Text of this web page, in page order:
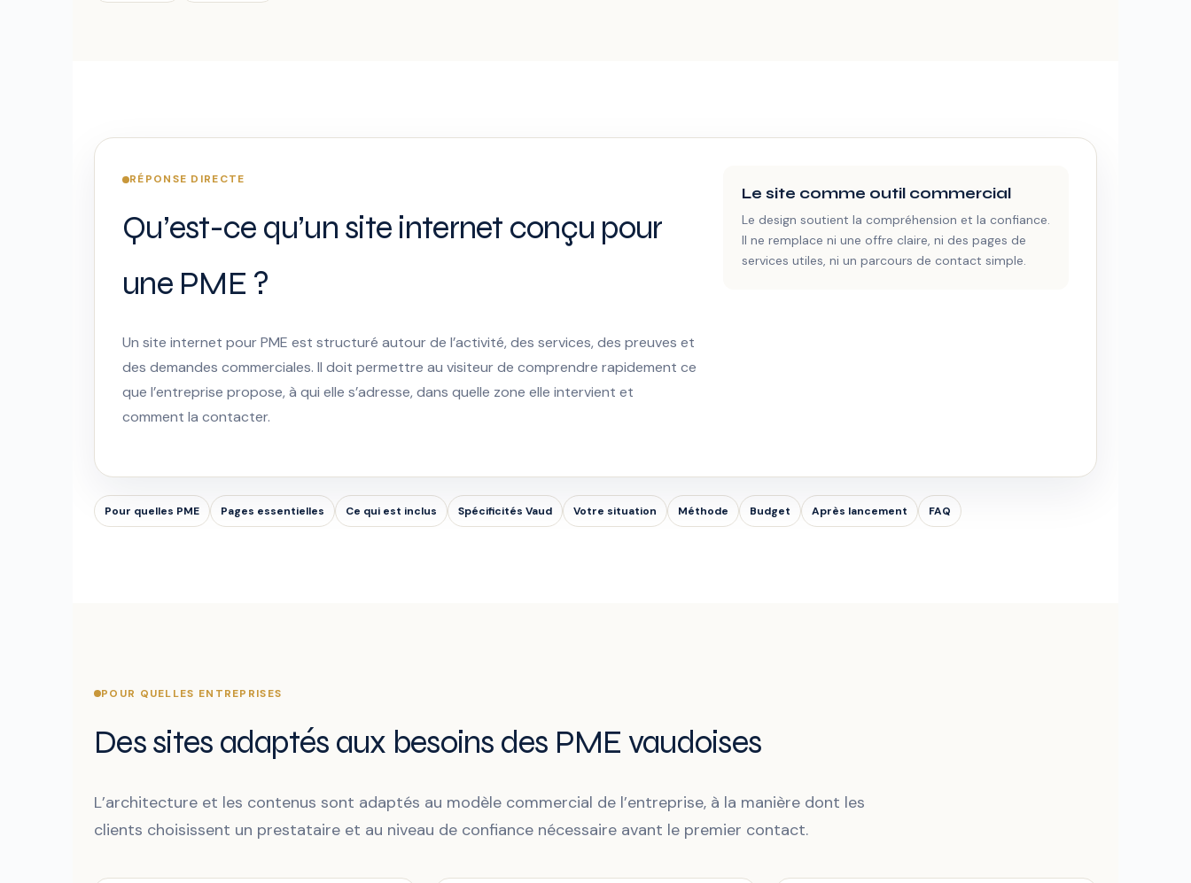
RÉPONSE DIRECTE
Qu’est-ce qu’un site internet conçu pour
une PME ?
Un site internet pour PME est structuré autour de l’activité, des services, des preuves et
des demandes commerciales. Il doit permettre au visiteur de comprendre rapidement ce
que l’entreprise propose, à qui elle s’adresse, dans quelle zone elle intervient et
comment la contacter.
Le site comme outil commercial
Le design soutient la compréhension et la confiance.
Il ne remplace ni une offre claire, ni des pages de
services utiles, ni un parcours de contact simple.
Pour quelles PME Pages essentielles Ce qui est inclus Spécificités Vaud Votre situation Méthode Budget Après lancement FAQ
POUR QUELLES ENTREPRISES
Des sites adaptés aux besoins des PME vaudoises
L’architecture et les contenus sont adaptés au modèle commercial de l’entreprise, à la manière dont les
clients choisissent un prestataire et au niveau de confiance nécessaire avant le premier contact.